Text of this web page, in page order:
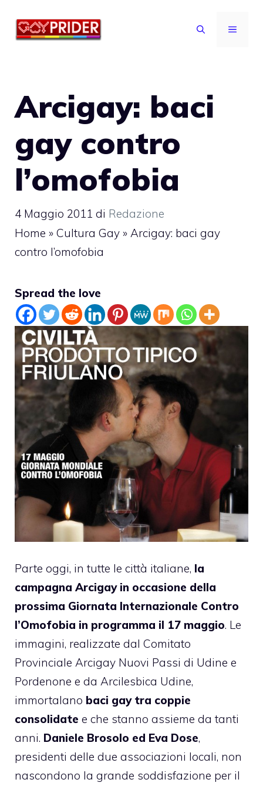
MENU
Arcigay: baci
gay contro
l’omofobia
4 Maggio 2011 di Redazione
Home » Cultura Gay » Arcigay: baci gay
contro l’omofobia
Spread the love
Parte oggi, in tutte le città italiane, la
campagna Arcigay in occasione della
prossima Giornata Internazionale Contro
l’Omofobia in programma il 17 maggio. Le
immagini, realizzate dal Comitato
Provinciale Arcigay Nuovi Passi di Udine e
Pordenone e da Arcilesbica Udine,
immortalano baci gay tra coppie
consolidate e che stanno assieme da tanti
anni. Daniele Brosolo ed Eva Dose,
presidenti delle due associazioni locali, non
nascondono la grande soddisfazione per il